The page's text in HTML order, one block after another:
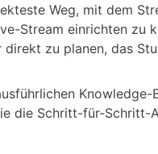
Weg, mit dem
Stream einrichten zu
zu planen, das
die Schritt-für-Schritt-